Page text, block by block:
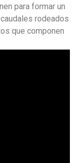
para formar un
rodeados
que componen